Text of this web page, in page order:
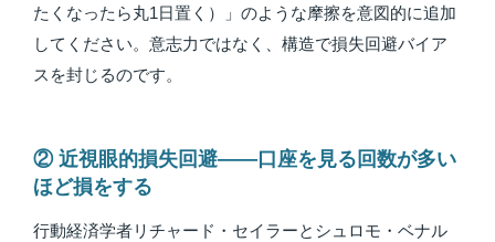
たくなったら丸1日置く）」のような摩擦を意図的に追加
してください。意志力ではなく、構造で損失回避バイア
スを封じるのです。
② 近視眼的損失回避——口座を見る回数が多い
ほど損をする
行動経済学者リチャード・セイラーとシュロモ・ベナル